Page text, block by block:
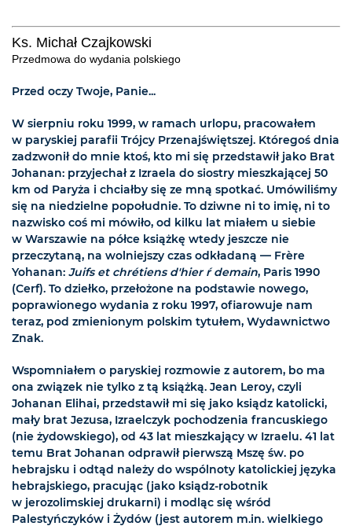
Ks. Michał Czajkowski
Przedmowa do wydania polskiego
Przed oczy Twoje, Panie...
W sierpniu roku 1999, w ramach urlopu, pracowałem
w paryskiej parafii Trójcy Przenajświętszej. Któregoś dnia
zadzwonił do mnie ktoś, kto mi się przedstawił jako Brat
Johanan: przyjechał z Izraela do siostry mieszkającej 50
km od Paryża i chciałby się ze mną spotkać. Umówiliśmy
się na niedzielne popołudnie. To dziwne ni to imię, ni to
nazwisko coś mi mówiło, od kilku lat miałem u siebie
w Warszawie na półce książkę wtedy jeszcze nie
przeczytaną, na wolniejszy czas odkładaną — Frère
Yohanan: Juifs et chrétiens d'hier ŕ demain, Paris 1990
(Cerf). To dziełko, przełożone na podstawie nowego,
poprawionego wydania z roku 1997, ofiarowuje nam
teraz, pod zmienionym polskim tytułem, Wydawnictwo
Znak.
Wspomniałem o paryskiej rozmowie z autorem, bo ma
ona związek nie tylko z tą książką. Jean Leroy, czyli
Johanan Elihai, przedstawił mi się jako ksiądz katolicki,
mały brat Jezusa, Izraelczyk pochodzenia francuskiego
(nie żydowskiego), od 43 lat mieszkający w Izraelu. 41 lat
temu Brat Johanan odprawił pierwszą Mszę św. po
hebrajsku i odtąd należy do wspólnoty katolickiej języka
hebrajskiego, pracując (jako ksiądz-robotnik
w jerozolimskiej drukarni) i modląc się wśród
Palestyńczyków i Żydów (jest autorem m.in. wielkiego